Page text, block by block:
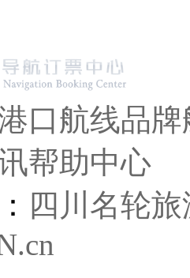
口航线品
帮助中心
四川名轮